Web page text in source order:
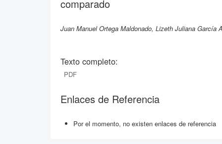
comparado
Juan Manuel Ortega Maldonado, Lizeth Juliana García
Texto completo:
PDF
Enlaces de Referencia
Por el momento, no existen enlaces de referencia